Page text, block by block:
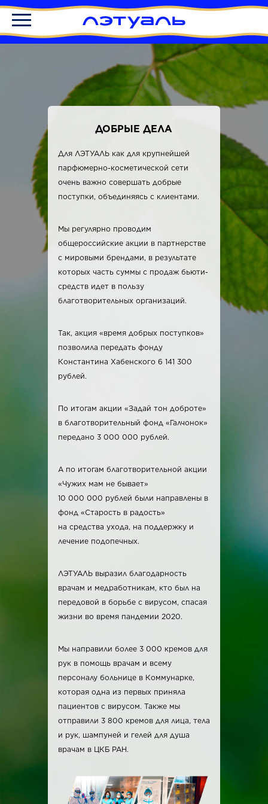
ДОБРЫЕ ДЕЛА
Для ЛЭТУАЛЬ как для крупнейшей
парфюмерно-косметической сети
очень важно совершать добрые
поступки, объединяясь с клиентами.
Мы регулярно проводим
общероссийские акции в партнерстве
с мировыми брендами, в результате
которых часть суммы с продаж бьюти-
средств идет в пользу
благотворительных организаций.
Так, акция «время добрых поступков»
позволила передать фонду
Константина Хабенского 6 141 300
рублей.
По итогам акции «Задай тон доброте»
в благотворительный фонд «Галчонок»
передано 3 000 000 рублей.
А по итогам благотворительной акции
«Чужих мам не бывает»
10 000 000 рублей были направлены в
фонд «Старость в радость»
на средства ухода, на поддержку и
лечение подопечных.
ЛЭТУАЛЬ выразил благодарность
врачам и медработникам, кто был на
передовой в борьбе с вирусом, спасая
жизни во время пандемии 2020.
Мы направили более 3 000 кремов для
рук в помощь врачам и всему
персоналу больнице в Коммунарке,
которая одна из первых приняла
пациентов с вирусом. Также мы
отправили 3 800 кремов для лица, тела
и рук, шампуней и гелей для душа
врачам в ЦКБ РАН.